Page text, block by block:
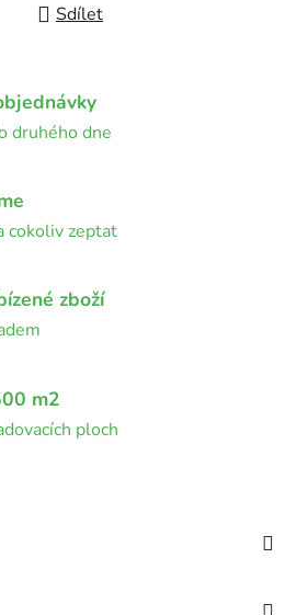
Sdílet
druhého dne
cokoliv zeptat
zboží
m2
ploch